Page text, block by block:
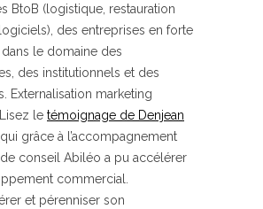
BtoB (logistique, restauration
des entreprises en forte
le domaine des
des institutionnels et des
Externalisation marketing
le témoignage de Denjean
qui grâce à l’accompagnement
conseil Abiléo a pu accélérer
commercial.
et pérenniser son